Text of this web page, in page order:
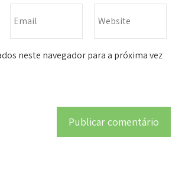
neste navegador para a próxima vez